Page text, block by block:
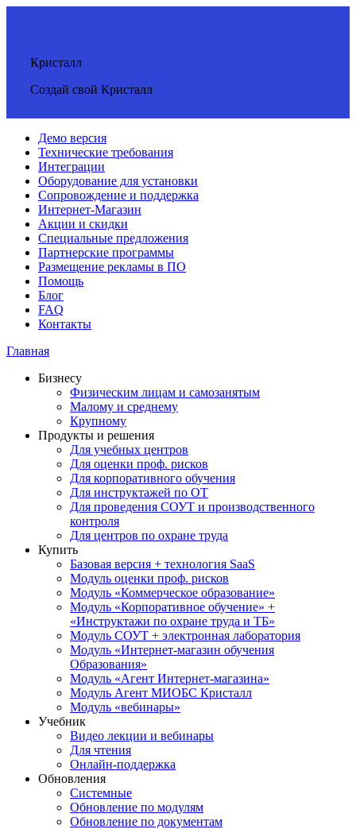
Кристалл
Создай свой Кристалл
Демо версия
Технические требования
Интеграции
Оборудование для установки
Сопровождение и поддержка
Интернет-Магазин
Акции и скидки
Специальные предложения
Партнерские программы
Размещение рекламы в ПО
Помощь
Блог
FAQ
Контакты
Главная
Бизнесу
Физическим лицам и самозанятым
Малому и среднему
Крупному
Продукты и решения
Для учебных центров
Для оценки проф. рисков
Для корпоративного обучения
Для инструктажей по ОТ
Для проведения СОУТ и производственного
контроля
Для центров по охране труда
Купить
Базовая версия + технология SaaS
Модуль оценки проф. рисков
Модуль «Коммерческое образование»
Модуль «Корпоративное обучение» +
«Инструктажи по охране труда и ТБ»
Модуль СОУТ + электронная лаборатория
Модуль «Интернет-магазин обучения
Образования»
Модуль «Агент Интернет-магазина»
Модуль Агент МИОБС Кристалл
Модуль «вебинары»
Учебник
Видео лекции и вебинары
Для чтения
Онлайн-поддержка
Обновления
Системные
Обновление по модулям
Обновление по документам